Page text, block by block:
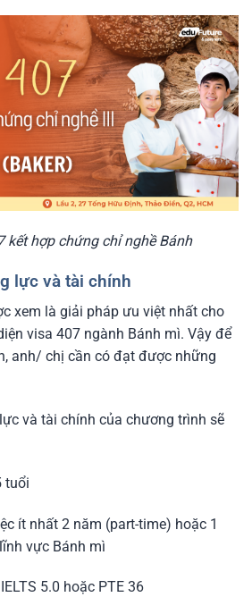
kết hợp chứng chỉ nghề Bánh
lực và tài chính
xem là giải pháp ưu việt nhất cho
visa 407 ngành Bánh mì. Vậy để
anh/ chị cần có đạt được những
và tài chính của chương trình sẽ
tuổi
ít nhất 2 năm (part-time) hoặc 1
vực Bánh mì
5.0 hoặc PTE 36